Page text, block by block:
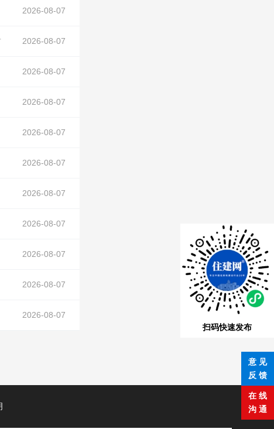
2026-08-07
2026-08-07
2026-08-07
2026-08-07
支架在正文中）
2026-08-07
2026-08-07
2026-08-07
支架在正文中）
2026-08-07
支架在正文中）
2026-08-07
2026-08-07
2026-08-07
扫码快速发布
意 见
反 馈
在 线
沟 通